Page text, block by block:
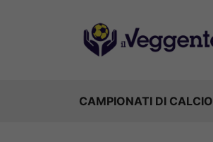
CAMPIONATI DI CALCIO